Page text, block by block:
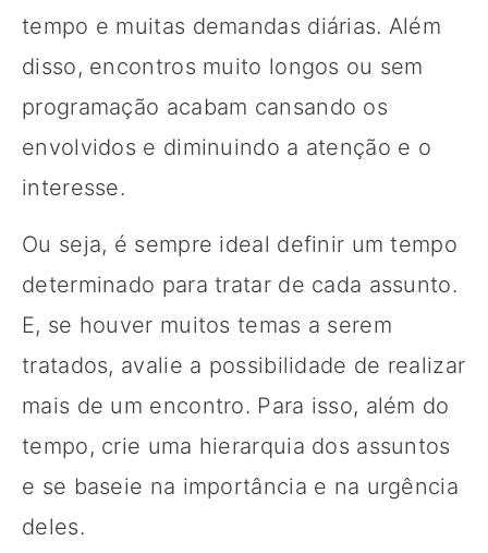
tempo e muitas demandas diárias. Além
disso, encontros muito longos ou sem
programação acabam cansando os
envolvidos e diminuindo a atenção e o
interesse.
Ou seja, é sempre ideal definir um tempo
determinado para tratar de cada assunto.
E, se houver muitos temas a serem
tratados, avalie a possibilidade de realizar
mais de um encontro. Para isso, além do
tempo, crie uma hierarquia dos assuntos
e se baseie na importância e na urgência
deles.